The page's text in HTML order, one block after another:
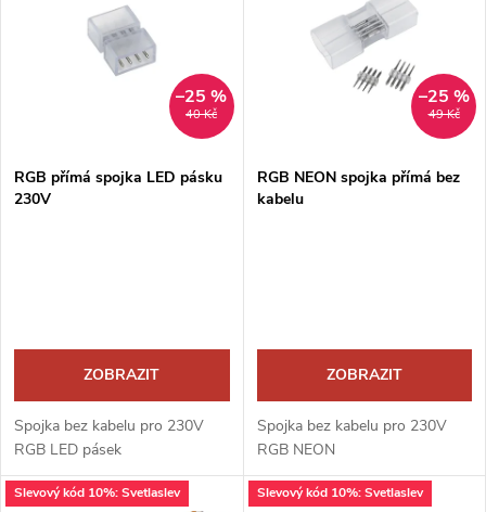
p
d
u
k
s
p
u
k
40 Kč
–25 %
RGB přímá spojka LED pásku
230V
ZOBRAZIT
Spojka bez kabelu pro 230V
RGB LED pásek
49 Kč
–25 %
RGB NEON spojka přímá bez
kabelu
ZOBRAZIT
Spojka bez kabelu pro 230V
RGB NEON
Slevový kód 10%: Svetlaslev Slevový kód 10%: Svetlaslev